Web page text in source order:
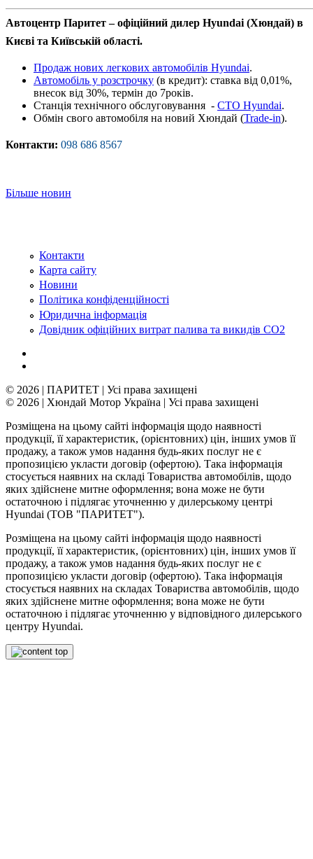
Автоцентр Паритет – офіційний дилер Hyundai (Хюндай) в
Києві та Київській області.
Продаж нових легкових автомобілів Hyundai.
Автомобіль у розстрочку (в кредит): ставка від 0,01%,
внесок від 30%, термін до 7років.
Станція технічного обслуговування - СТО Hyundaі.
Обмін свого автомобіля на новий Хюндай (Trade-in).
Контакти: 098 686 8567
Більше новин
Контакти
Карта сайту
Новини
Політика конфіденційності
Юридична інформація
Довідник офіційних витрат палива та викидів СО2
© 2026 | ПАРИТЕТ | Усі права захищені
© 2026 | Хюндай Мотор Україна | Усі права захищені
Розміщена на цьому сайті інформація щодо наявності
продукції, її характеристик, (орієнтовних) цін, інших умов її
продажу, а також умов надання будь-яких послуг не є
пропозицією укласти договір (офертою). Така інформація
стосується наявних на складі Товариства автомобілів, щодо
яких здійснене митне оформлення; вона може не бути
остаточною і підлягає уточненню у дилерському центрі
Hyundai (ТОВ "ПАРИТЕТ").
Розміщена на цьому сайті інформація щодо наявності
продукції, її характеристик, (орієнтовних) цін, інших умов її
продажу, а також умов надання будь-яких послуг не є
пропозицією укласти договір (офертою). Така інформація
стосується наявних на складах Товариства автомобілів, щодо
яких здійснене митне оформлення; вона може не бути
остаточною і підлягає уточненню у відповідного дилерського
центру Hyundai.